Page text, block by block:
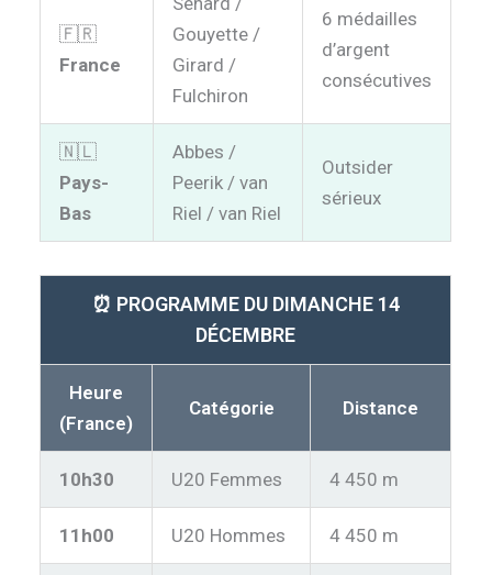
🇫🇷
France
Gouyette /
Girard /
Fulchiron
6 médailles
d’argent
consécutives
🇳🇱
Pays-
Bas
Abbes /
Peerik / van
Riel / van Riel
Outsider
sérieux
⏰ PROGRAMME DU DIMANCHE 14
DÉCEMBRE
Heure
(France)
Catégorie Distance
10h30 U20 Femmes 4 450 m
11h00 U20 Hommes 4 450 m